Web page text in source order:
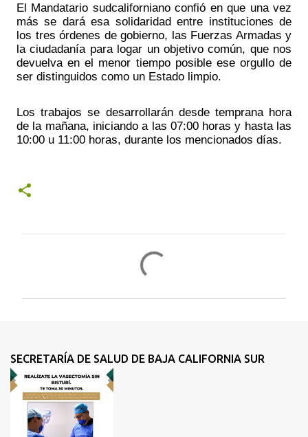
El Mandatario sudcaliforniano confió en que una vez
más se dará esa solidaridad entre instituciones de
los tres órdenes de gobierno, las Fuerzas Armadas y
la ciudadanía para logar un objetivo común, que nos
devuelva en el menor tiempo posible ese orgullo de
ser distinguidos como un Estado limpio.
Los trabajos se desarrollarán desde temprana hora
de la mañana, iniciando a las 07:00 horas y hasta las
10:00 u 11:00 horas, durante los mencionados días.
t
a
r
o
SECRETARÍA DE SALUD DE BAJA CALIFORNIA SUR